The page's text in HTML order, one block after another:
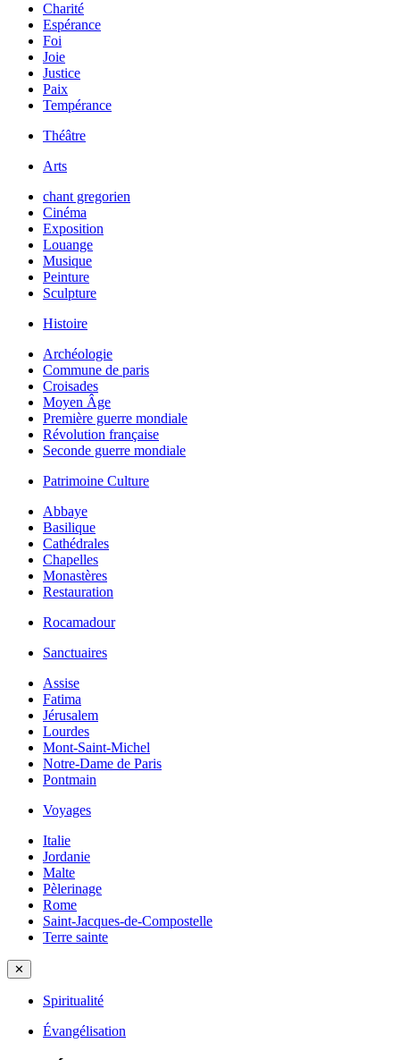
Charité
Espérance
Foi
Joie
Justice
Paix
Tempérance
Théâtre
Arts
chant gregorien
Cinéma
Exposition
Louange
Musique
Peinture
Sculpture
Histoire
Archéologie
Commune de paris
Croisades
Moyen Âge
Première guerre mondiale
Révolution française
Seconde guerre mondiale
Patrimoine Culture
Abbaye
Basilique
Cathédrales
Chapelles
Monastères
Restauration
Rocamadour
Sanctuaires
Assise
Fatima
Jérusalem
Lourdes
Mont-Saint-Michel
Notre-Dame de Paris
Pontmain
Voyages
Italie
Jordanie
Malte
Pèlerinage
Rome
Saint-Jacques-de-Compostelle
Terre sainte
✕
Spiritualité
Évangélisation